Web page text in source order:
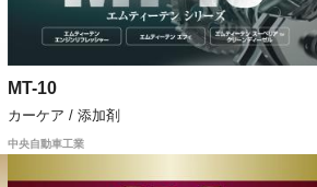
MT-10
カーケア / 添加剤
中央自動車工業